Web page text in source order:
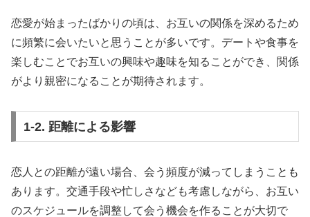
恋愛が始まったばかりの頃は、お互いの関係を深めるため
に頻繁に会いたいと思うことが多いです。デートや食事を
楽しむことでお互いの興味や趣味を知ることができ、関係
がより親密になることが期待されます。
1-2. 距離による影響
恋人との距離が遠い場合、会う頻度が減ってしまうことも
あります。交通手段や忙しさなども考慮しながら、お互い
のスケジュールを調整して会う機会を作ることが大切で